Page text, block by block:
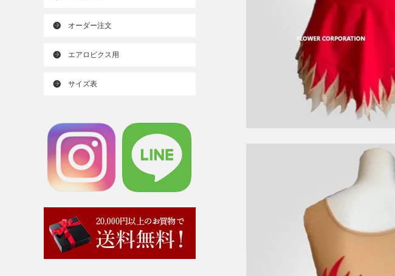
オーダー注文
エアロビクス用
サイズ表